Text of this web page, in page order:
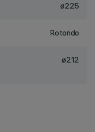
ø225
Rotondo
ø212